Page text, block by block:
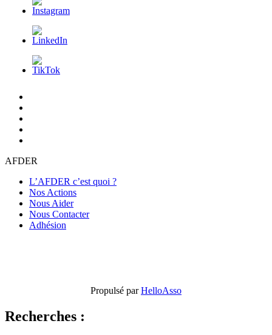
AFDER
L’AFDER c’est quoi ?
Nos Actions
Nous Aider
Nous Contacter
Adhésion
Propulsé parHelloAsso
Recherches :